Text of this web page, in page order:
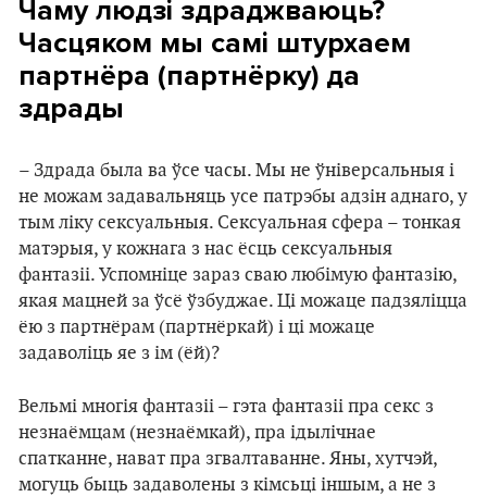
Чаму людзі здраджваюць?
Часцяком мы самі штурхаем
партнёра (партнёрку) да
здрады
– Здрада была ва ўсе часы. Мы не ўніверсальныя і
не можам задавальняць усе патрэбы адзін аднаго, у
тым ліку сексуальныя. Сексуальная сфера – тонкая
матэрыя, у кожнага з нас ёсць сексуальныя
фантазіі. Успомніце зараз сваю любімую фантазію,
якая мацней за ўсё ўзбуджае. Ці можаце падзяліцца
ёю з партнёрам (партнёркай) і ці можаце
задаволіць яе з ім (ёй)?
Вельмі многія фантазіі – гэта фантазіі пра секс з
незнаёмцам (незнаёмкай), пра ідылічнае
спатканне, нават пра згвалтаванне. Яны, хутчэй,
могуць быць задаволены з кімсьці іншым, а не з